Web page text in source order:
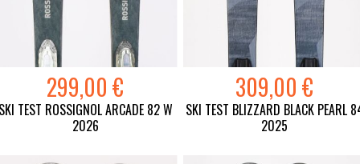
299,00 €
TEST ROSSIGNOL ARCADE 82 W
2026
309,00 €
SKI TEST BLIZZARD BLACK PEARL
2025